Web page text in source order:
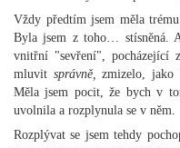
Vždy předtím jsem měla
Byla jsem z toho… stísněná.
vnitřní "sevření", pocházející
mluvit správně, zmizelo,
Měla jsem pocit, že bych v
uvolnila a rozplynula se v něm.
Rozplývat se jsem tehdy